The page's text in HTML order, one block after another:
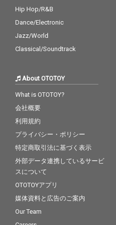
Hip Hop/R&B
Dance/Electronic
Jazz/World
Classical/Soundtrack
About OTOTOY
What is OTOTOY?
会社概要
利用規約
プライバシー・ポリシー
特定商取引法に基づく表示
外部データ連携しているサービ
スについて
OTOTOYアプリ
媒体資料と広告のご案内
Our Team